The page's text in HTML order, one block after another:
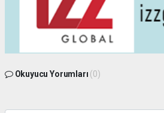
Okuyucu Yorumları (0)